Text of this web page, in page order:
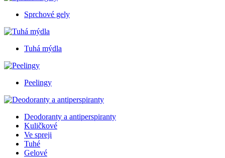
Sprchové gely
Tuhá mýdla
Peelingy
Deodoranty a antiperspiranty
Kuličkové
Ve spreji
Tuhé
Gelové